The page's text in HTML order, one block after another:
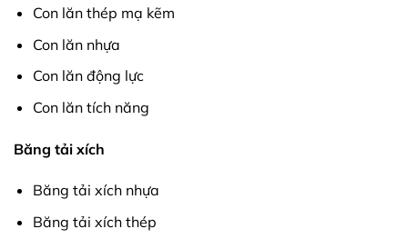
Con lăn thép mạ kẽm
Con lăn nhựa
Con lăn động lực
Con lăn tích năng
Băng tải xích
Băng tải xích nhựa
Băng tải xích thép